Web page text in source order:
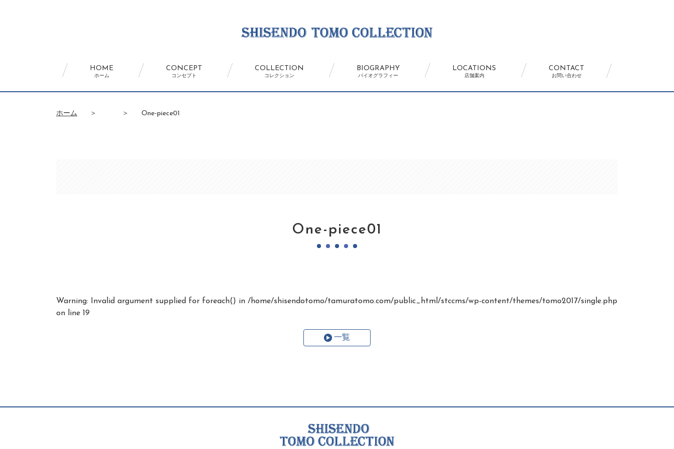
HOME
ホーム
CONCEPT
コンセプト
COLLECTION
コレクション
BIOGRAPHY
バイオグラフィー
LOCATIONS
店舗案内
CONTACT
お問い合わせ
ホーム ＞ ＞ One-piece01
One-piece01
Warning: Invalid argument supplied for foreach() in /home/shisendotomo/tamuratomo.com/public_html/stccms/wp-content/themes/tomo2017/single.php
on line 19
一覧